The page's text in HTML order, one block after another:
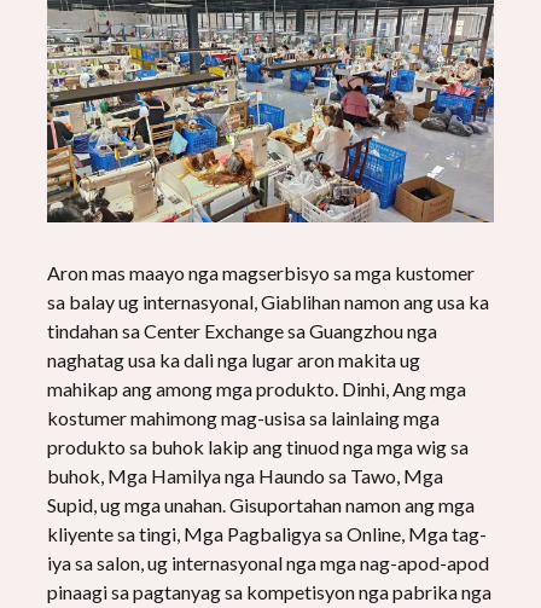
Aron mas maayo nga magserbisyo sa mga kustomer
sa balay ug internasyonal, Giablihan namon ang usa ka
tindahan sa Center Exchange sa Guangzhou nga
naghatag usa ka dali nga lugar aron makita ug
mahikap ang among mga produkto. Dinhi, Ang mga
kostumer mahimong mag-usisa sa lainlaing mga
produkto sa buhok lakip ang tinuod nga mga wig sa
buhok, Mga Hamilya nga Haundo sa Tawo, Mga
Supid, ug mga unahan. Gisuportahan namon ang mga
kliyente sa tingi, Mga Pagbaligya sa Online, Mga tag-
iya sa salon, ug internasyonal nga mga nag-apod-apod
pinaagi sa pagtanyag sa kompetisyon nga pabrika nga